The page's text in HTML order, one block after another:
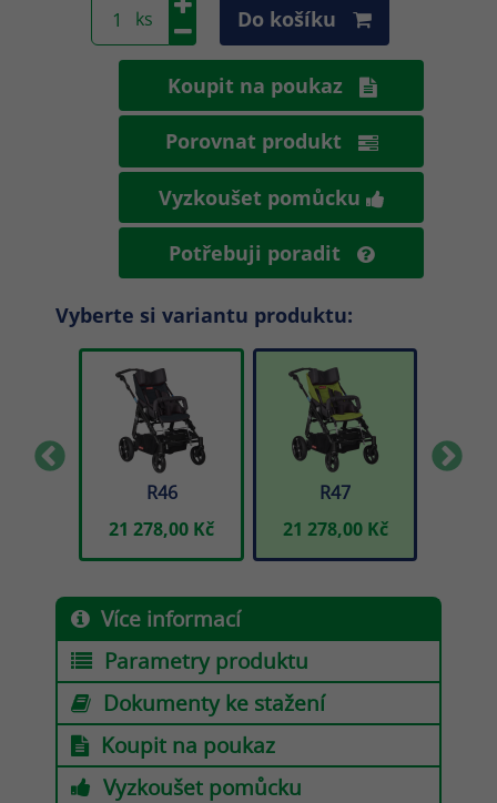
Koupit na poukaz
Porovnat produkt
Vyzkoušet pomůcku
Potřebuji poradit
Vyberte si variantu produktu:
R46
21 278,00 Kč
R47
21 278,00 Kč
Více informací
Parametry produktu
Dokumenty ke stažení
Koupit na poukaz
Vyzkoušet pomůcku